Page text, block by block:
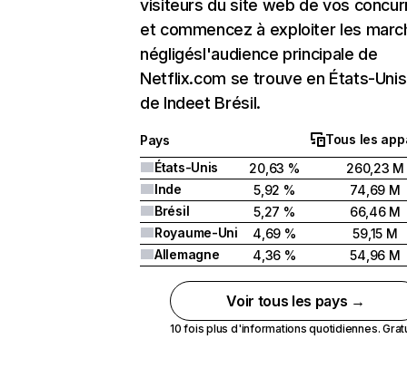
visiteurs du site web de vos
et commencez à exploiter les
négligésl'audience principale de
Netflix.com se trouve en États-
de Indeet Brésil.
Pays
Tous les
États-Unis
20,63 %
260,23 M
Inde
5,92 %
74,69 M
Brésil
5,27 %
66,46 M
Royaume-Uni
4,69 %
59,15 M
Allemagne
4,36 % 54,96 M
Voir tous les pays →
10 fois plus d'informations quotidiennes.